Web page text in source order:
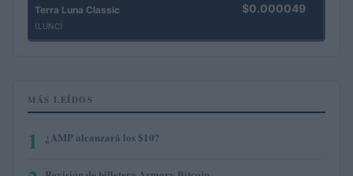
Terra Luna Classic
(LUNC)
$0.000049
MÁS LEÍDOS
1 ¿AMP alcanzará los $10?